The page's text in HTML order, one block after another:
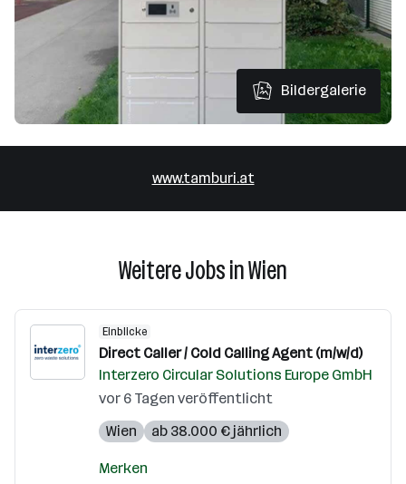
Bildergalerie
www.tamburi.at
Weitere Jobs in Wien
Einblicke
Direct Caller / Cold Calling Agent (m/w/d)
Interzero Circular Solutions Europe GmbH
vor 6 Tagen veröffentlicht
Wien
ab 38.000 € jährlich
Merken